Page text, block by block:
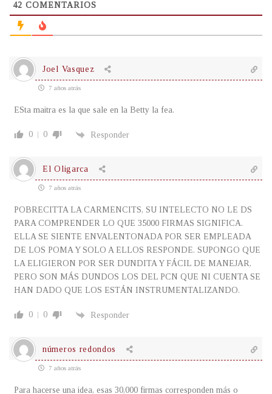
42 COMENTARIOS
Joel Vasquez
7 años atrás
ESta maitra es la que sale en la Betty la fea.
0 0 Responder
El Oligarca
7 años atrás
POBRECITTA LA CARMENCITS, SU INTELECTO NO LE DS
PARA COMPRENDER LO QUE 35000 FIRMAS SIGNIFICA.
ELLA SE SIENTE ENVALENTONADA POR SER EMPLEADA
DE LOS POMA Y SOLO A ELLOS RESPONDE. SUPONGO QUE
LA ELIGIERON POR SER DUNDITA Y FÁCIL DE MANEJAR,
PERO SON MÁS DUNDOS LOS DEL PCN QUE NI CUENTA SE
HAN DADO QUE LOS ESTÁN INSTRUMENTALIZANDO.
0 0 Responder
números redondos
7 años atrás
Para hacerse una idea, esas 30,000 firmas corresponden más o